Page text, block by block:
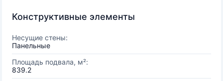
Конструктивные элементы
Несущие стены:
Панельные
Площадь подвала, м²:
839.2